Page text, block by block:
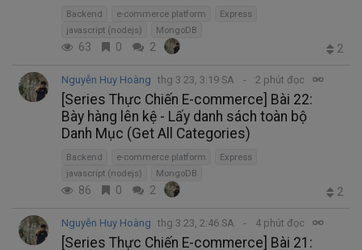
Backend e-commerce platform
Express
javascript (nodejs)
MongoDB
63 0 2 2
Nguyễn Huy Hoàng thg 3 23, 3:19 SA 2 phút đọc
[Series Thực Chiến E-commerce] Bài 22:
Bày hàng lên kệ - Lấy danh sách toàn bộ
Danh Mục (Get All Categories)
Backend e-commerce platform
Express
javascript (nodejs)
MongoDB
86 0 2 2
Nguyễn Huy Hoàng thg 3 23, 2:46 SA 4 phút đọc
[Series Thực Chiến E-commerce] Bài 21: